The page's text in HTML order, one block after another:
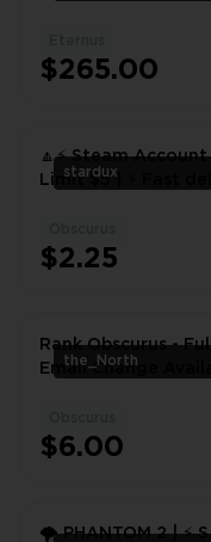
$265.00
stardux
🔼⚡ Steam
Limit $5 | ⚡ Fast
$2.25
the_North
Rank Obscurus -
Email Change
$6.00
🌪 PHANTOM 2 | ⚡️